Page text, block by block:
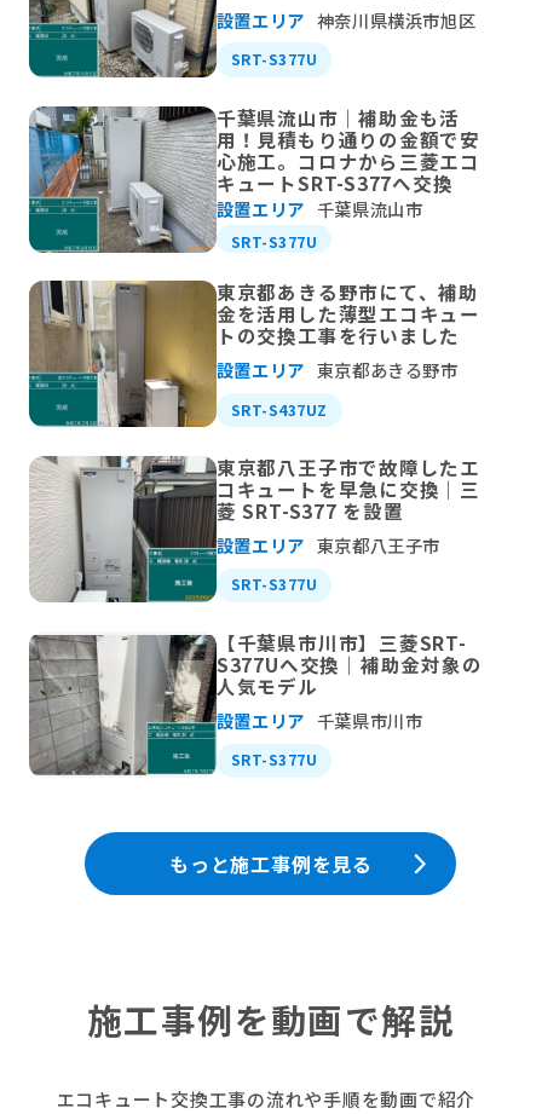
設置エリア 神奈川県横浜市旭区
SRT-S377U
千葉県流山市｜補助金も活
用！見積もり通りの金額で安
心施工。コロナから三菱エコ
キュートSRT-S377へ交換
設置エリア 千葉県流山市
SRT-S377U
東京都あきる野市にて、補助
金を活用した薄型エコキュー
トの交換工事を行いました
設置エリア 東京都あきる野市
SRT-S437UZ
東京都八王子市で故障したエ
コキュートを早急に交換｜三
菱 SRT-S377 を設置
設置エリア 東京都八王子市
SRT-S377U
【千葉県市川市】三菱SRT-
S377Uへ交換｜補助金対象の
人気モデル
設置エリア 千葉県市川市
SRT-S377U
もっと施工事例を見る
施工事例を動画で解説
エコキュート交換工事の流れや手順を動画で紹介